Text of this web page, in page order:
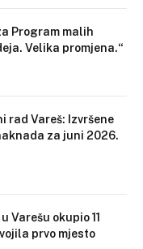
Program malih
Velika promjena.“
rad Vareš: Izvršene
za juni 2026.
Varešu okupio 11
prvo mjesto